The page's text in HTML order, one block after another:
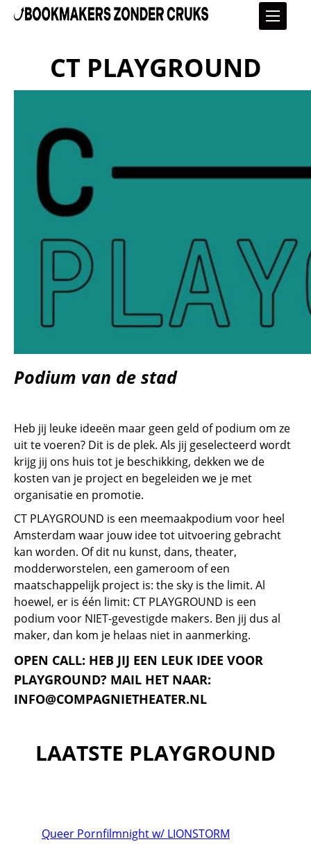
CT PLAYGROUND
Podium van de stad
Heb jij leuke ideeën maar geen geld of podium om ze
uit te voeren? Dit is de plek. Als jij geselecteerd wordt
krijg jij ons huis tot je beschikking, dekken we de
kosten van je project en begeleiden we je met
organisatie en promotie.
CT PLAYGROUND is een meemaakpodium voor heel
Amsterdam waar jouw idee tot uitvoering gebracht
kan worden. Of dit nu kunst, dans, theater,
modderworstelen, een gameroom of een
maatschappelijk project is: the sky is the limit. Al
hoewel, er is één limit: CT PLAYGROUND is een
podium voor NIET-gevestigde makers. Ben jij dus al
maker, dan kom je helaas niet in aanmerking.
OPEN CALL: HEB JIJ EEN LEUK IDEE VOOR
PLAYGROUND? MAIL HET NAAR:
INFO@COMPAGNIETHEATER.NL
LAATSTE PLAYGROUND
Queer Pornfilmnight w/ LIONSTORM